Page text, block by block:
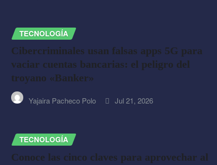
TECNOLOGÍA
Cibercriminales usan falsas apps 5G para
vaciar cuentas bancarias: el peligro del
troyano «Banker»
Yajaira Pacheco Polo Jul 21, 2026
TECNOLOGÍA
Conoce las cinco claves para aprovechar al